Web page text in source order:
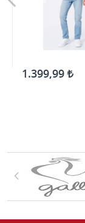
1.399,99